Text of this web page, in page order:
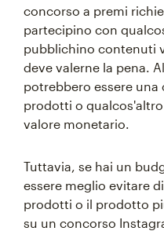
concorso a premi
partecipino con
pubblichino contenuti
deve valerne la pena.
potrebbero essere una
prodotti o
valore monetario.
Tuttavia, se hai un
essere meglio evitare
prodotti o il prodotto
su un concorso